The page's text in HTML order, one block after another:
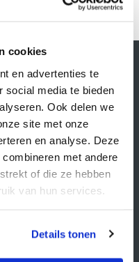
cookies
en advertenties te
social media te bieden
Ook delen we
site met onze
en analyse. Deze
met andere
of die ze hebben
van hun services.
Details tonen